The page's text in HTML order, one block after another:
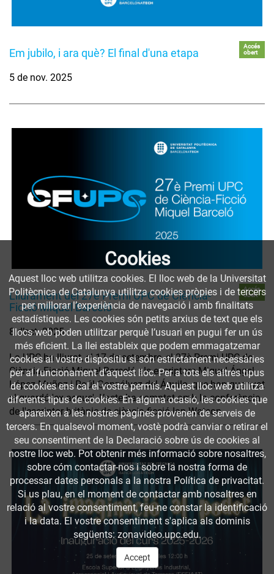
Em jubilo, i ara què? El final d'una etapa
Accés
obert
5 de nov. 2025
Lliurament del 27è Premi UPC de Ciència-
Ficció Miquel Barceló
Accés
obert
8 d’oct. 2025
La UPC ha lliurat, el 17 de setembre, el 27è Premi UPC de
Ciència-Ficció Miquel Barceló als escriptors Miguel Ángel
López Muñoz i Raúl Gonzálvez del Águila, que han guanyat
el guardó 'ex aequo'. L’acte ha comptat amb la conferència
de l'escriptor britànic de ciència-ficció Ian Watson.
Cookies
Aquest lloc web utilitza cookies. El lloc web de la Universitat
Politècnica de Catalunya utilitza cookies pròpies i de tercers
per millorar l’experiència de navegació i amb finalitats
estadístiques. Les cookies són petits arxius de text que els
llocs web poden utilitzar perquè l’usuari en pugui fer un ús
més eficient. La llei estableix que podem emmagatzemar
cookies al vostre dispositiu si són estrictament necessàries
per al funcionament d'aquest lloc. Per a tots els altres tipus
de cookies ens cal el vostre permís. Aquest lloc web utilitza
diferents tipus de cookies. En alguna ocasió, les cookies que
apareixen a les nostres pàgines provenen de serveis de
tercers. En qualsevol moment, vostè podrà canviar o retirar el
seu consentiment de la Declaració sobre ús de cookies al
nostre lloc web. Pot obtenir més informació sobre nosaltres,
sobre cóm contactar-nos i sobre la nostra forma de
processar dates personals a la nostra Política de privacitat.
Si us plau, en el moment de contactar amb nosaltres en
relació al vostre consentiment, feu-ne constar la identificació
i la data. El vostre consentiment s'aplica als dominis
següents: zonavideo.upc.edu.
Accept